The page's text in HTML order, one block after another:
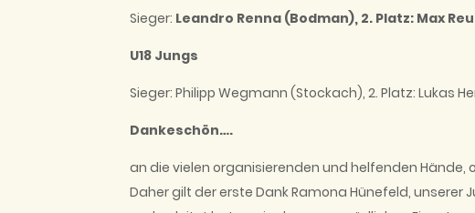
Sieger: Leandro Renna (Bodman), 2. Platz: Max
U18 Jungs
Sieger: Philipp Wegmann (Stockach), 2. Platz: Lukas
Dankeschön….
an die vielen organisierenden und helfenden
Daher gilt der erste Dank Ramona Hünefeld,